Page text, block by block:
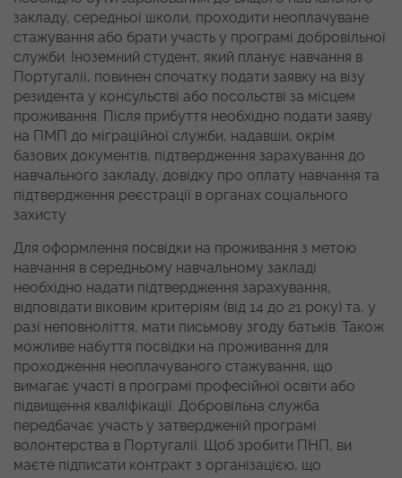
закладу, середньої школи, проходити неоплачуване
стажування або брати участь у програмі добровільної
служби. Іноземний студент, який планує навчання в
Португалії, повинен спочатку подати заявку на візу
резидента у консульстві або посольстві за місцем
проживання. Після прибуття необхідно подати заяву
на ПМП до міграційної служби, надавши, окрім
базових документів, підтвердження зарахування до
навчального закладу, довідку про оплату навчання та
підтвердження реєстрації в органах соціального
захисту.
Для оформлення посвідки на проживання з метою
навчання в середньому навчальному закладі
необхідно надати підтвердження зарахування,
відповідати віковим критеріям (від 14 до 21 року) та, у
разі неповноліття, мати письмову згоду батьків. Також
можливе набуття посвідки на проживання для
проходження неоплачуваного стажування, що
вимагає участі в програмі професійної освіти або
підвищення кваліфікації. Добровільна служба
передбачає участь у затвердженій програмі
волонтерства в Португалії. Щоб зробити ПНП, ви
маєте підписати контракт з організацією, що